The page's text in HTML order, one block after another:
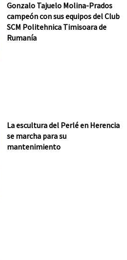
Gonzalo Tajuelo Molina-Prados
campeón con sus equipos del Club
SCM Politehnica Timisoara de
Rumanía
La escultura del Perlé en Herencia
se marcha para su
mantenimiento